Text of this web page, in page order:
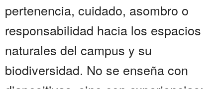
pertenencia, cuidado, asombro o
responsabilidad hacia los espacios
naturales del campus y su
biodiversidad. No se enseña con